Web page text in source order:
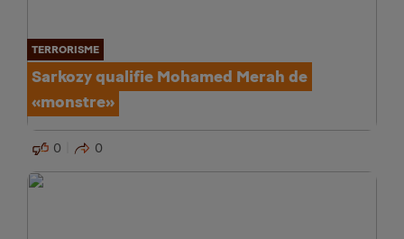
TERRORISME
Sarkozy qualifie Mohamed Merah de
«monstre»
0 0